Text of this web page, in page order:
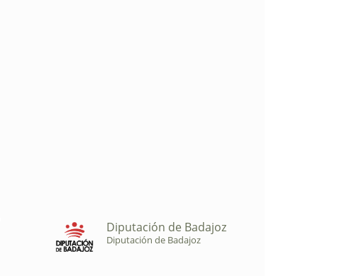
Diputación de Badajoz
Diputación de Badajoz